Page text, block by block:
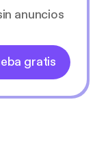
anuncios
gratis